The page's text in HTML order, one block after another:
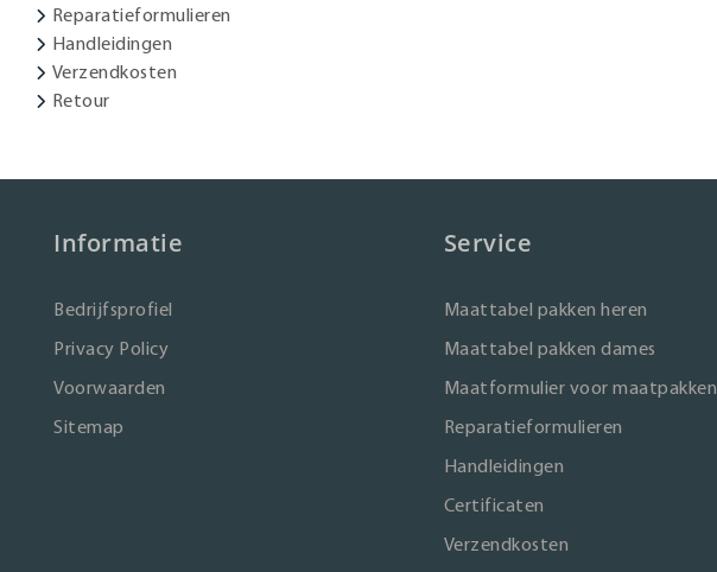
Reparatieformulieren
Handleidingen
Verzendkosten
Retour
Informatie
Bedrijfsprofiel
Privacy Policy
Voorwaarden
Sitemap
Service
Maattabel pakken heren
Maattabel pakken dames
Maatformulier voor maatpakken
Reparatieformulieren
Handleidingen
Certificaten
Verzendkosten